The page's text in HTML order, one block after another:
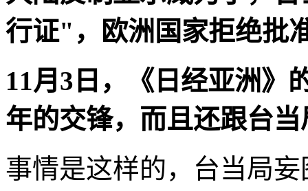
行证"，欧洲国家拒绝批
11月3日，《日经亚洲》
年的交锋，而且还跟台
事情是这样的，台当局